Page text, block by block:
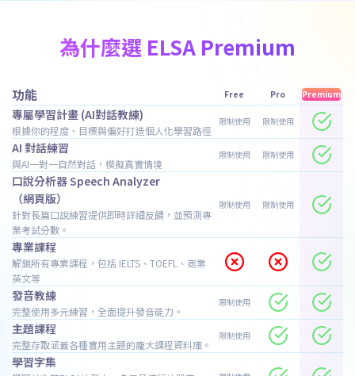
為什麼選 ELSA Premium
功能 Free Pro Premium
專屬學習計畫 (AI對話教練)
根據你的程度、目標與偏好打造個人化學習路徑
限制使用 限制使用
AI 對話練習
與AI一對一自然對話，模擬真實情境
限制使用 限制使用
口說分析器 Speech Analyzer
（網頁版）
針對長篇口說練習提供即時詳細反饋，並預測專
業考試分數。
限制使用 限制使用
專業課程
解鎖所有專業課程，包括 IELTS、TOEFL、商業
英文等
發音教練
完整使用多元練習，全面提升發音能力。
限制使用
主題課程
完整存取涵蓋各種實用主題的龐大課程資料庫。
限制使用
學習字集